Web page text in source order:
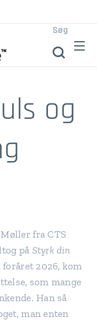
Søg
og
fra CTS
på Styrk din
foråret 2026, kom
som mange
Han så
man enten